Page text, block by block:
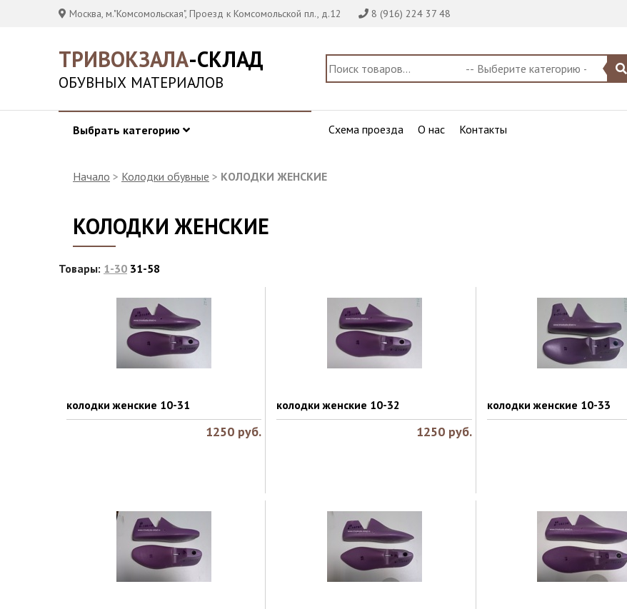
Москва, м."Комсомольская", Проезд к Комсомольской пл., д.12 8 (916) 224 37 48
ТРИВОКЗАЛА-СКЛАД
ОБУВНЫХ МАТЕРИАЛОВ
Выбрать категорию Схема проезда О нас Контакты
Начало > Колодки обувные > КОЛОДКИ ЖЕНСКИЕ
КОЛОДКИ ЖЕНСКИЕ
Товары: 1-30 31-58
колодки женские 10-31
1250 руб.
колодки женские 10-32
1250 руб.
колодки женские 10-33